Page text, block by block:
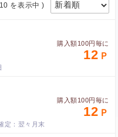
を表示中 )
購入額100円毎に
12
購入額100円毎に
12
翌々月末